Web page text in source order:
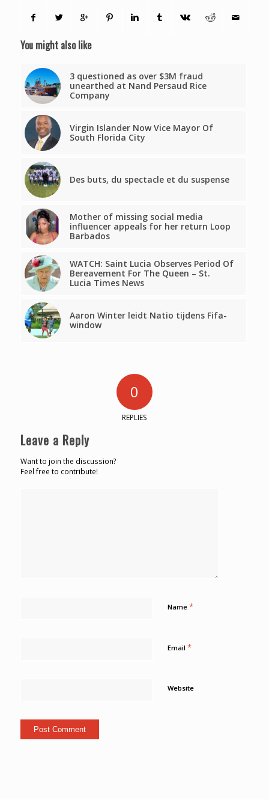
You might also like
3 questioned as over $3M fraud
unearthed at Nand Persaud Rice
Company
Virgin Islander Now Vice Mayor Of
South Florida City
Des buts, du spectacle et du suspense
Mother of missing social media
influencer appeals for her return Loop
Barbados
WATCH: Saint Lucia Observes Period Of
Bereavement For The Queen – St.
Lucia Times News
Aaron Winter leidt Natio tijdens Fifa-
window
0
REPLIES
Leave a Reply
Want to join the discussion?
Feel free to contribute!
Name *
Email *
Website